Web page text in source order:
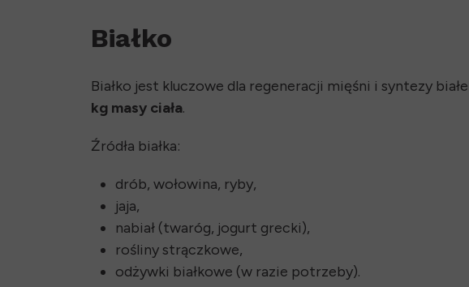
Białko
Białko jest kluczowe dla regeneracji mięśni i syntezy
kg masy ciała.
Źródła białka:
drób, wołowina, ryby,
jaja,
nabiał (twaróg, jogurt grecki),
rośliny strączkowe,
odżywki białkowe (w razie potrzeby).